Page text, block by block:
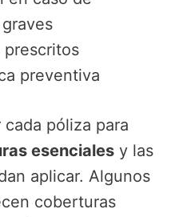
prescritos
preventiva
póliza para
esenciales y las
aplicar. Algunos
coberturas